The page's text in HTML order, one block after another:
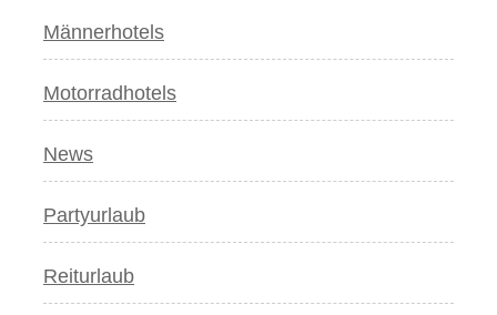
Männerhotels
Motorradhotels
News
Partyurlaub
Reiturlaub